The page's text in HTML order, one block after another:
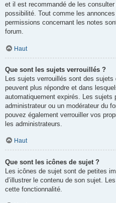
et il est recommandé de les
possibilité. Tout comme les
permissions concernant les notes
forum.
Haut
Que sont les sujets verrouillés ?
Les sujets verrouillés sont des
peuvent plus répondre et dans
automatiquement expirés. Les sujets
administrateur ou un modérateur du
pouvez également verrouiller vos
les administrateurs.
Haut
Que sont les icônes de sujet ?
Les icônes de sujet sont de petites
d’illustrer le contenu de son sujet.
cette fonctionnalité.